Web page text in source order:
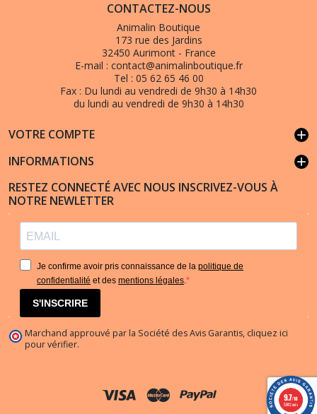
CONTACTEZ-NOUS
Animalin Boutique
173 rue des Jardins
32450 Aurimont - France
E-mail : contact@animalinboutique.fr
Tel : 05 62 65 46 00
Fax : Du lundi au vendredi de 9h30 à 14h30
du lundi au vendredi de 9h30 à 14h30
VOTRE COMPTE add
INFORMATIONS add
RESTEZ CONNECTÉ AVEC NOUS INSCRIVEZ-VOUS À
NOTRE NEWLETTER
Je confirme avoir pris connaissance de la politique de
confidentialité et des mentions légales.
S'INSCRIRE
Marchand approuvé par la Société des Avis Garantis, cliquez ici
pour vérifier.
9.7/10
5842 avis